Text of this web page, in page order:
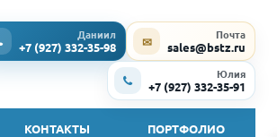
Даниил
+7 (927) 332-35-98 ✉ Почта
sales@bstz.ru
Юлия
+7 (927) 332-35-91
КОНТАКТЫ ПОРТФОЛИО